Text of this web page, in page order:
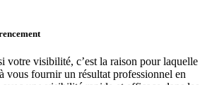
votre visibilité, c’est la raison pour laquelle
vous fournir un résultat professionnel en